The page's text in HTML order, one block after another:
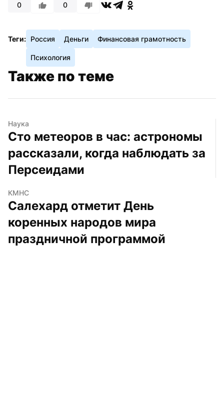
0 0
Теги: Россия Деньги Финансовая грамотность
Психология
Также по теме
Наука
Сто метеоров в час: астрономы
рассказали, когда наблюдать за
Персеидами
КМНС
Салехард отметит День
коренных народов мира
праздничной программой